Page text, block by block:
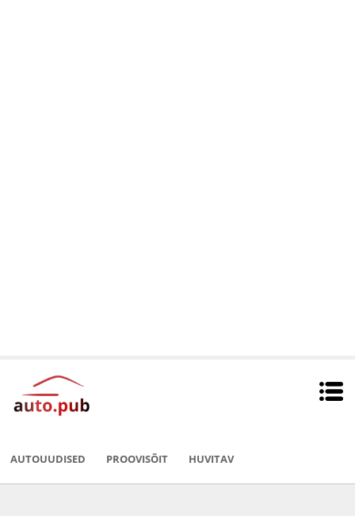
AUTOUUDISED PROOVISÕIT HUVITAV